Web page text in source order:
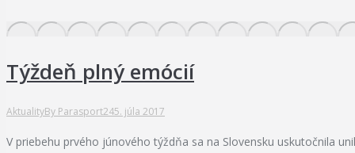
Týždeň plný emócií
AktualityBy Parasport245. júla 2017
V priebehu prvého júnového týždňa sa na Slovensku uskutočnila